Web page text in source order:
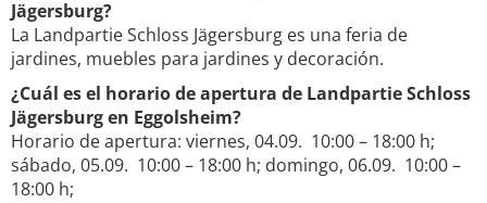
Jägersburg?
La Landpartie Schloss Jägersburg es una feria de
jardines, muebles para jardines y decoración.
¿Cuál es el horario de apertura de Landpartie Schloss
Jägersburg en Eggolsheim?
Horario de apertura: viernes, 04.09. 10:00 – 18:00 h;
sábado, 05.09. 10:00 – 18:00 h; domingo, 06.09. 10:00 –
18:00 h;